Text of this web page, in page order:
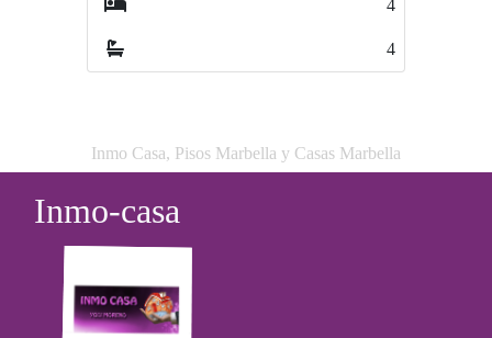
Inmo Casa, Pisos Marbella y Casas Marbella
Inmo-casa